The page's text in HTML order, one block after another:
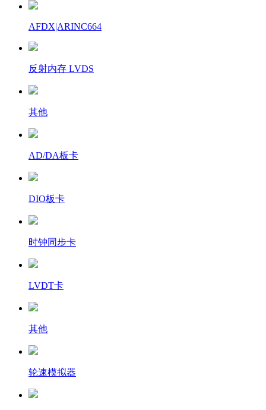
AFDX|ARINC664
反射内存 LVDS
其他
AD/DA板卡
DIO板卡
时钟同步卡
LVDT卡
其他
轮速模拟器